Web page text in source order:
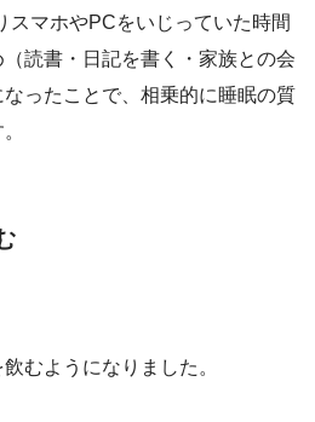
スマホやPCをいじっていた時間
読書・日記を書く・家族との会
ったことで、相乗的に睡眠の質
むようになりました。